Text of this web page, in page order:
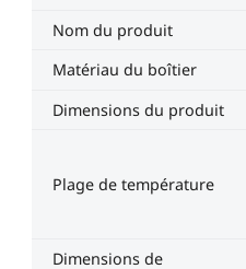
Nom du produit
Matériau du boîtier
Dimensions du produit
Plage de température
Dimensions de